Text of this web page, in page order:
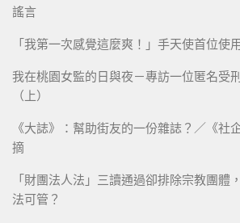
謠言
「我第一次感覺這麼爽！」手天使首位使
我在桃園女監的日與夜－專訪一位匿名受
（上）
《大誌》：幫助街友的一份雜誌？／《社
摘
「財團法人法」三讀通過卻排除宗教團體
法可管？